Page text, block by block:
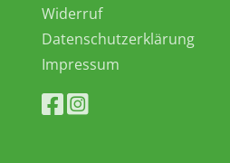
Widerruf
Datenschutzerklärung
Impressum